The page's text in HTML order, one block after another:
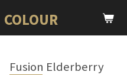
COLOUR
Fusion Elderberry